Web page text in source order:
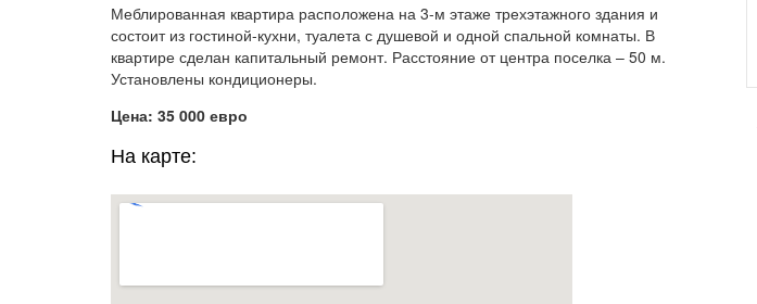
Меблированная квартира расположена на 3-м этаже трехэтажного здания и
состоит из гостиной-кухни, туалета с душевой и одной спальной комнаты. В
квартире сделан капитальный ремонт. Расстояние от центра поселка – 50 м.
Установлены кондиционеры.
Цена: 35 000 евро
На карте: